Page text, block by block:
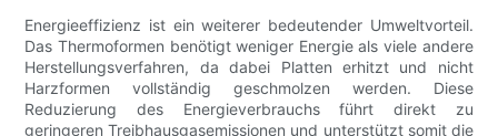
Energieeffizienz ist ein weiterer bedeutender Umweltvorteil.
Das Thermoformen benötigt weniger Energie als viele andere
Herstellungsverfahren, da dabei Platten erhitzt und nicht
Harzformen vollständig geschmolzen werden. Diese
Reduzierung des Energieverbrauchs führt direkt zu
geringeren Treibhausgasemissionen und unterstützt somit die